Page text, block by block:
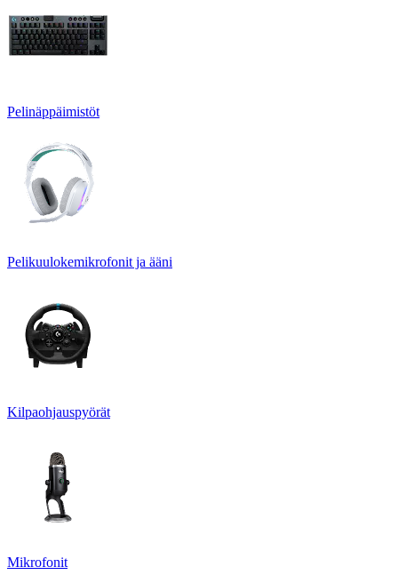
Pelinäppäimistöt
Pelikuulokemikrofonit ja ääni
Kilpaohjauspyörät
Mikrofonit